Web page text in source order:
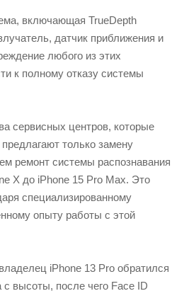
включающая TrueDepth
датчик приближения и
любого из этих
к полному отказу системы
сервисных центров, которые
только замену
ремонт системы распознавания
X до iPhone 15 Pro Max. Это
специализированному
опыту работы с этой
iPhone 13 Pro обратился
высоты, после чего Face ID